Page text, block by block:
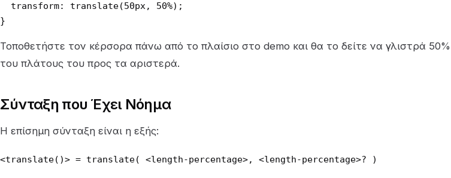
  transform: translate(50px, 50%);
}
Τοποθετήστε τον κέρσορα πάνω από το πλαίσιο στο demo και θα το δείτε να γλιστρά 50%
του πλάτους του προς τα αριστερά.
Σύνταξη που Έχει Νόημα
Η επίσημη σύνταξη είναι η εξής:
<translate()> = translate( <length-percentage>, <length-percentage>? )